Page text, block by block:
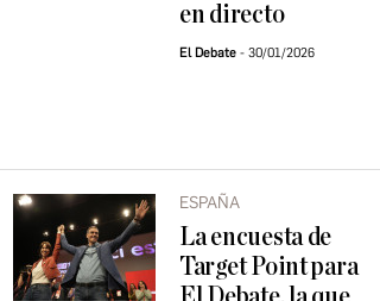
en directo
El Debate 30/01/2026
ESPAÑA
La encuesta de
Target Point para